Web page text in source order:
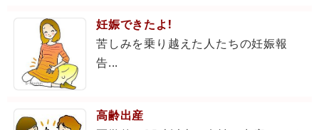
妊娠できたよ!
苦しみを乗り越えた人たちの妊娠報
告...
高齢出産